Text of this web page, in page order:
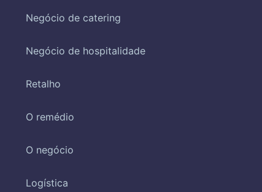
Negócio de catering
Negócio de hospitalidade
Retalho
O remédio
O negócio
Logística